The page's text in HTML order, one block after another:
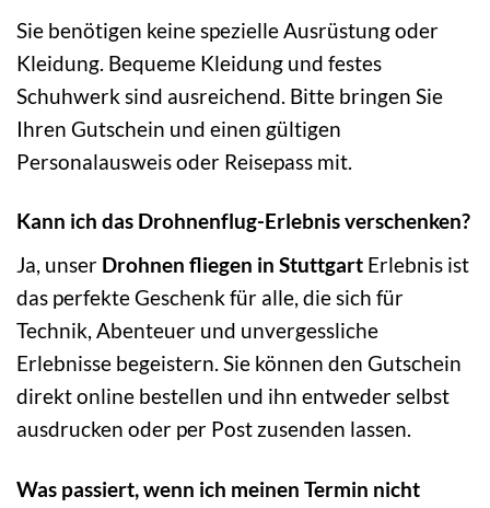
Sie benötigen keine spezielle Ausrüstung oder
Kleidung. Bequeme Kleidung und festes
Schuhwerk sind ausreichend. Bitte bringen Sie
Ihren Gutschein und einen gültigen
Personalausweis oder Reisepass mit.
Kann ich das Drohnenflug-Erlebnis verschenken?
Ja, unser Drohnen fliegen in Stuttgart Erlebnis ist
das perfekte Geschenk für alle, die sich für
Technik, Abenteuer und unvergessliche
Erlebnisse begeistern. Sie können den Gutschein
direkt online bestellen und ihn entweder selbst
ausdrucken oder per Post zusenden lassen.
Was passiert, wenn ich meinen Termin nicht